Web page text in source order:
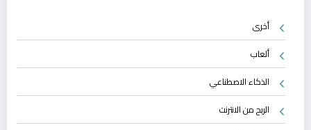
أخرى
ألعاب
الذكاء الاصطناعي
الربح من الانترنت